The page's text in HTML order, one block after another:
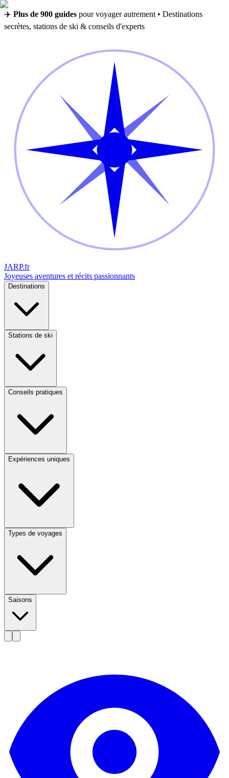
✈️ Plus de 900 guides pour voyager autrement • Destinations
secrètes, stations de ski & conseils d'experts
JARP.fr
Joyeuses aventures et récits passionnants
Destinations
Stations de ski
Conseils pratiques
Expériences uniques
Types de voyages
Saisons